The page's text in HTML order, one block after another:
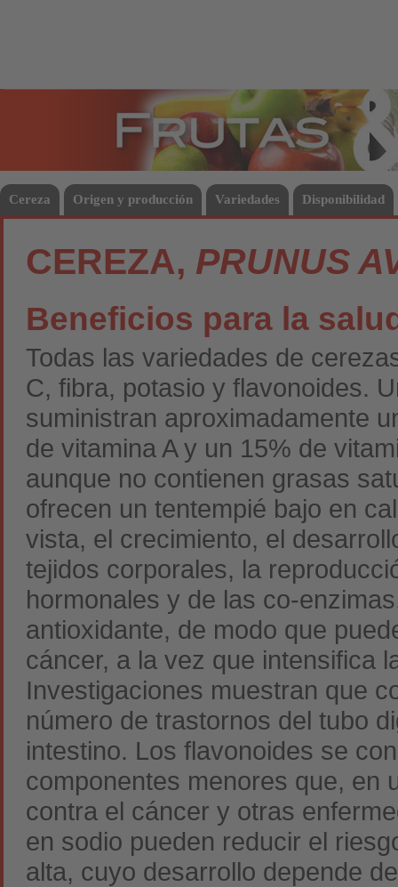
Cereza Origen y producción Variedades Disponibilidad
CEREZA, PRUNUS
Beneficios para la
Todas las variedades de
C, fibra, potasio y flavonoides.
suministran aproximadamente
de vitamina A y un 15% de
aunque no contienen grasas
ofrecen un tentempié bajo en
vista, el crecimiento, el
tejidos corporales, la
hormonales y de las co-
antioxidante, de modo que
cáncer, a la vez que intensifica
Investigaciones muestran que
número de trastornos del tubo
intestino. Los flavonoides se
componentes menores que, en
contra el cáncer y otras
en sodio pueden reducir el
alta, cuyo desarrollo depende